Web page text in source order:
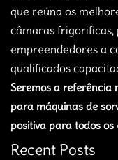
que reúna os
câmaras frigorificas,
empreendedores a
qualificados
Seremos a referência
para máquinas de
positiva para todos os
Recent Posts